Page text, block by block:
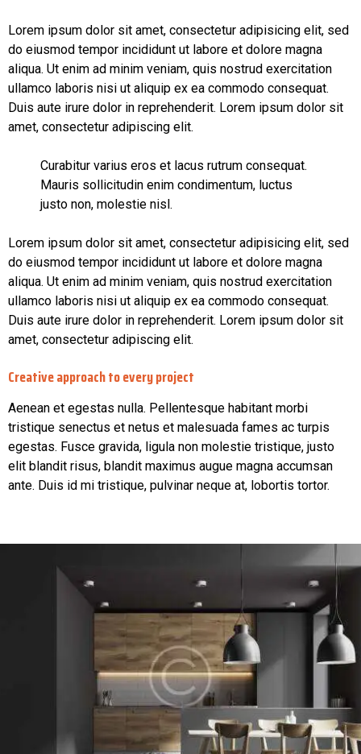
Lorem ipsum dolor sit amet, consectetur adipisicing elit, sed
do eiusmod tempor incididunt ut labore et dolore magna
aliqua. Ut enim ad minim veniam, quis nostrud exercitation
ullamco laboris nisi ut aliquip ex ea commodo consequat.
Duis aute irure dolor in reprehenderit. Lorem ipsum dolor sit
amet, consectetur adipiscing elit.
Curabitur varius eros et lacus rutrum consequat.
Mauris sollicitudin enim condimentum, luctus
justo non, molestie nisl.
Lorem ipsum dolor sit amet, consectetur adipisicing elit, sed
do eiusmod tempor incididunt ut labore et dolore magna
aliqua. Ut enim ad minim veniam, quis nostrud exercitation
ullamco laboris nisi ut aliquip ex ea commodo consequat.
Duis aute irure dolor in reprehenderit. Lorem ipsum dolor sit
amet, consectetur adipiscing elit.
Creative approach to every project
Aenean et egestas nulla. Pellentesque habitant morbi
tristique senectus et netus et malesuada fames ac turpis
egestas. Fusce gravida, ligula non molestie tristique, justo
elit blandit risus, blandit maximus augue magna accumsan
ante. Duis id mi tristique, pulvinar neque at, lobortis tortor.